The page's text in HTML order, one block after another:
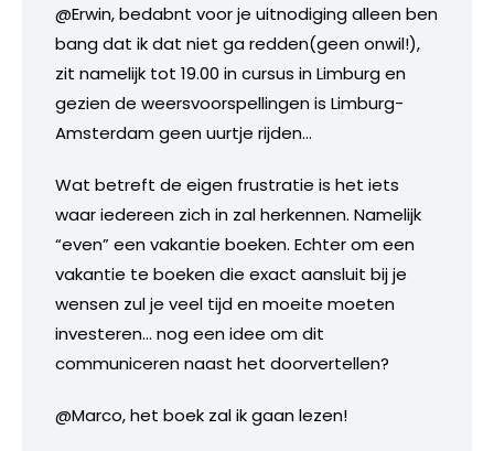
@Erwin, bedabnt voor je uitnodiging alleen ben
bang dat ik dat niet ga redden(geen onwil!),
zit namelijk tot 19.00 in cursus in Limburg en
gezien de weersvoorspellingen is Limburg-
Amsterdam geen uurtje rijden…
Wat betreft de eigen frustratie is het iets
waar iedereen zich in zal herkennen. Namelijk
“even” een vakantie boeken. Echter om een
vakantie te boeken die exact aansluit bij je
wensen zul je veel tijd en moeite moeten
investeren… nog een idee om dit
communiceren naast het doorvertellen?
@Marco, het boek zal ik gaan lezen!